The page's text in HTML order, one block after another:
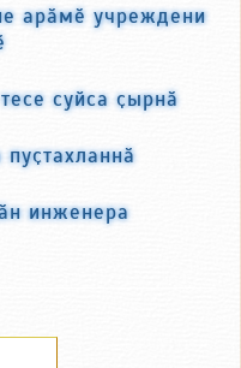
арӑмӗ учреждени
суйса ҫырнӑ
инженера